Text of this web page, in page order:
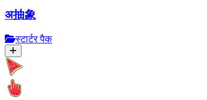
अ抽象
स्टार्टर पैक